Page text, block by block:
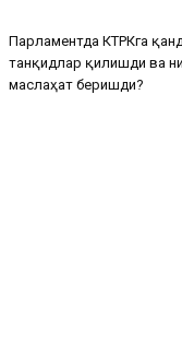
Парламентда КТРКга
танқидлар қилишди ва
маслаҳат беришди?